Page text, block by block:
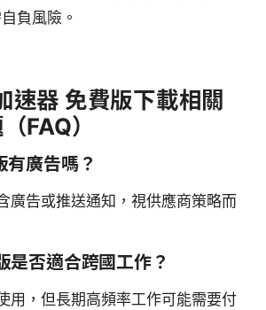
負風險。
速器 免費版下載相關
FAQ）
有廣告嗎？
廣告或推送通知，視供應商策略而
是否適合跨國工作？
用，但長期高頻率工作可能需要付